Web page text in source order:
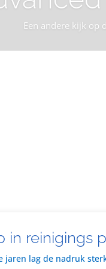
Een andere kijk op
in reinigings
jaren lag de nadruk